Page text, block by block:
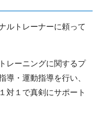
ルトレーナーに頼って
レーニングに関するプ
導・運動指導を行い、
対１で真剣にサポート